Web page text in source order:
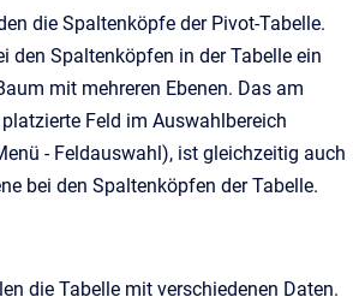
die Spaltenköpfe der Pivot-Tabelle.
den Spaltenköpfen in der Tabelle ein
mit mehreren Ebenen. Das am
Feld im Auswahlbereich
- Feldauswahl), ist gleichzeitig auch
bei den Spaltenköpfen der Tabelle.
die Tabelle mit verschiedenen Daten.